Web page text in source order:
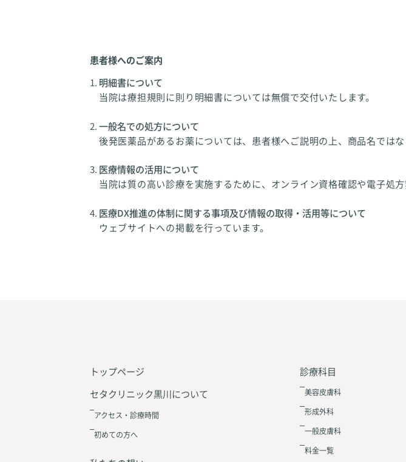
患者様へのご案内
明細書について
当院は療担規則に則り明細書については無償で交付いたします。
一般名での処方について
後発医薬品があるお薬については、患者様へご説明の上、商品名では
医療情報の活用について
当院は質の高い診療を実施するために、オンライン資格確認や電子処
医療DX推進の体制に関する事項及び情報の取得・活用等について
ウェブサイトへの掲載を行っています。
トップページ
セタクリニック黒川について
アクセス・診療時間
初めての方へ
診療科目
美容皮膚科
形成外科
一般皮膚科
料金一覧